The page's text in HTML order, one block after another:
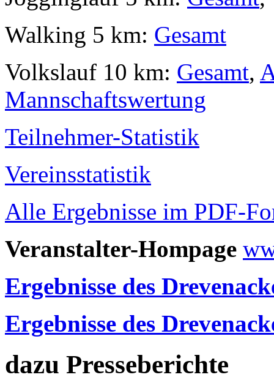
Walking 5 km: Gesamt
Volkslauf 10 km: Gesamt,
Mannschaftswertung
Teilnehmer-Statistik
Vereinsstatistik
Alle Ergebnisse im PDF-
Veranstalter-Hompage
Ergebnisse des
Ergebnisse des
dazu Presseberichte